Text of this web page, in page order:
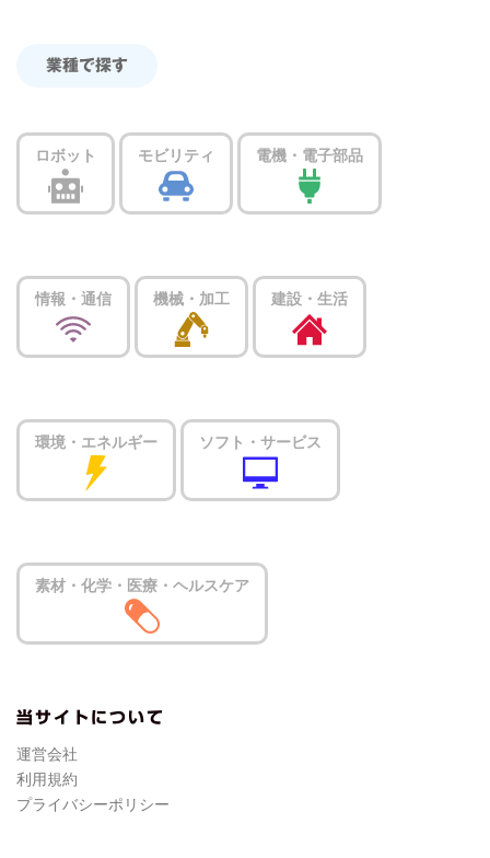
業種で探す
ロボット モビリティ 電機・電子部品
情報・通信 機械・加工 建設・生活
環境・エネルギー ソフト・サービス
素材・化学・医療・ヘルスケア
当サイトについて
運営会社
利用規約
プライバシーポリシー